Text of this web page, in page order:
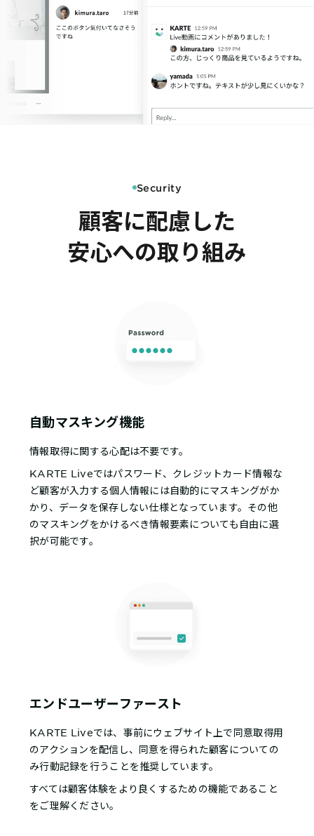
Security
顧客に配慮した
安心への取り組み
自動マスキング機能
情報取得に関する心配は不要です。
KARTE Liveではパスワード、クレジットカード情報な
ど顧客が入力する個人情報には自動的にマスキングがか
かり、データを保存しない仕様となっています。その他
のマスキングをかけるべき情報要素についても自由に選
択が可能です。
エンドユーザーファースト
KARTE Liveでは、事前にウェブサイト上で同意取得用
のアクションを配信し、同意を得られた顧客についての
み行動記録を行うことを推奨しています。
すべては顧客体験をより良くするための機能であること
をご理解ください。